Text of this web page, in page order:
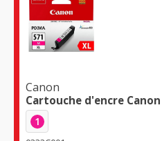
Canon
Cartouche d'encre
1